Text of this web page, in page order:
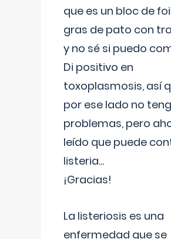
que es un bloc de
gras de pato con
y no sé si puedo
Di positivo en
toxoplasmosis, así
por ese lado no
problemas, pero
leído que puede
listeria...
¡Gracias!
La listeriosis es una
enfermedad que se